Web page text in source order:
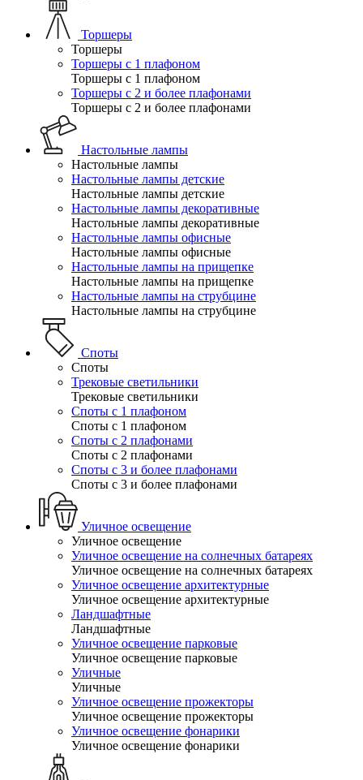
Торшеры
Торшеры
Торшеры с 1 плафоном
Торшеры с 1 плафоном
Торшеры с 2 и более плафонами
Торшеры с 2 и более плафонами
Настольные лампы
Настольные лампы
Настольные лампы детские
Настольные лампы детские
Настольные лампы декоративные
Настольные лампы декоративные
Настольные лампы офисные
Настольные лампы офисные
Настольные лампы на прищепке
Настольные лампы на прищепке
Настольные лампы на струбцине
Настольные лампы на струбцине
Споты
Споты
Трековые светильники
Трековые светильники
Споты с 1 плафоном
Споты с 1 плафоном
Споты с 2 плафонами
Споты с 2 плафонами
Споты с 3 и более плафонами
Споты с 3 и более плафонами
Уличное освещение
Уличное освещение
Уличное освещение на солнечных батареях
Уличное освещение на солнечных батареях
Уличное освещение архитектурные
Уличное освещение архитектурные
Ландшафтные
Ландшафтные
Уличное освещение парковые
Уличное освещение парковые
Уличные
Уличные
Уличное освещение прожекторы
Уличное освещение прожекторы
Уличное освещение фонарики
Уличное освещение фонарики